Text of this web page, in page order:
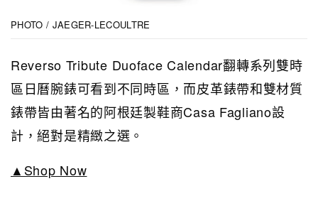
PHOTO / JAEGER-LECOULTRE
Reverso Tribute Duoface Calendar翻轉系列雙時
區日曆腕錶可看到不同時區，而皮革錶帶和雙材質
錶帶皆由著名的阿根廷製鞋商Casa Fagliano設
計，絕對是精緻之選。
▲Shop Now